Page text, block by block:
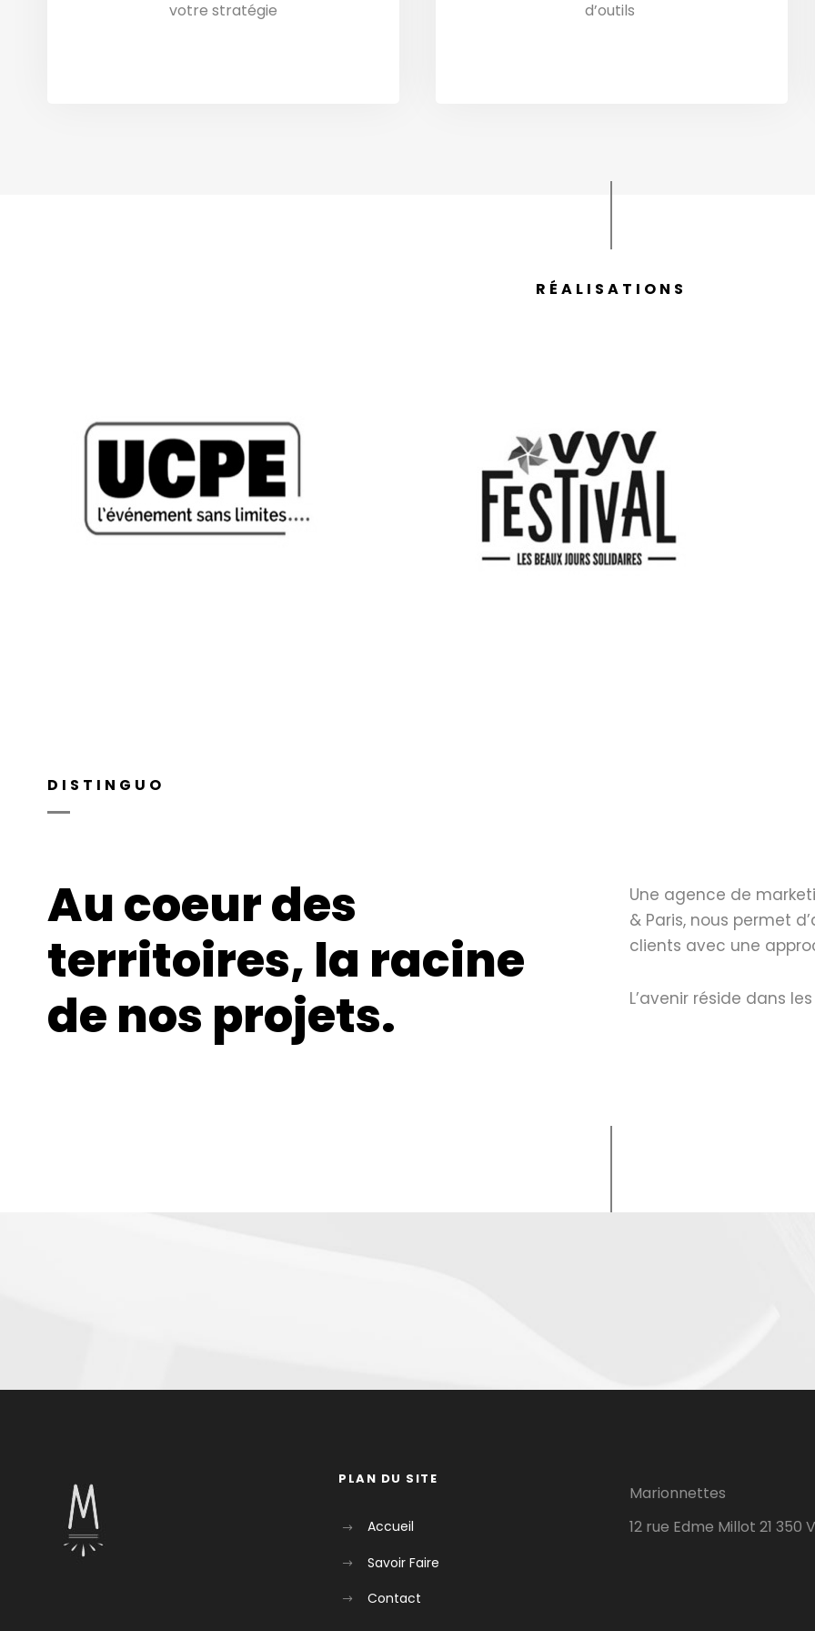
votre stratégie
d’outils
partenaire graphique / validation /
RÉALISATIONS
UCPE VYV FESTIVAL 2020
DISTINGUO
Au coeur des
territoires, la racine
de nos projets.
Une agence de
& Paris, nous permet
clients avec une
L’avenir réside dans
PLAN DU SITE
Accueil
Savoir Faire
Contact
Marionnettes
12 rue Edme Millot 21 350